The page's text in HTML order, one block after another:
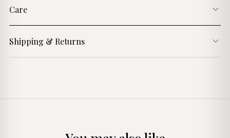
Care
Shipping & Returns